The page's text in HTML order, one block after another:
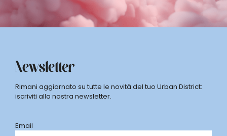
Newsletter
Rimani aggiornato su tutte le novità del tuo Urban District:
iscriviti alla nostra newsletter.
Email